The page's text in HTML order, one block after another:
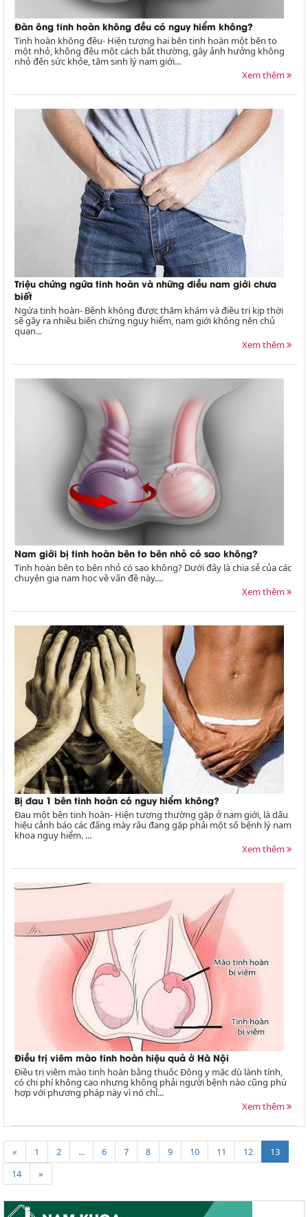
Đàn ông tinh hoàn không đều có nguy hiểm không?
Tinh hoàn không đều- Hiện tượng hai bên tinh hoàn một bên to
một nhỏ, không đều một cách bất thường, gây ảnh hưởng không
nhỏ đến sức khỏe, tâm sinh lý nam giới...
Xem thêm
Triệu chứng ngứa tinh hoàn và những điều nam giới chưa
biết
Ngứa tinh hoàn- Bệnh không được thăm khám và điều trị kịp thời
sẽ gây ra nhiều biến chứng nguy hiểm, nam giới không nên chủ
quan...
Xem thêm
Nam giới bị tinh hoàn bên to bên nhỏ có sao không?
Tinh hoàn bên to bên nhỏ có sao không? Dưới đây là chia sẻ của các
chuyên gia nam học về vấn đề này....
Xem thêm
Bị đau 1 bên tinh hoàn có nguy hiểm không?
Đau một bên tinh hoàn- Hiện tượng thường gặp ở nam giới, là dấu
hiệu cảnh báo các đấng mày râu đang gặp phải một số bệnh lý nam
khoa nguy hiểm. ...
Xem thêm
Điều trị viêm mào tinh hoàn hiệu quả ở Hà Nội
Điều trị viêm mào tinh hoàn bằng thuốc Đông y mặc dù lành tính,
có chi phí không cao nhưng không phải người bệnh nào cũng phù
hợp với phương pháp này vì nó chỉ...
Xem thêm
« 1 2 ... 6 7 8 9 10 11 12
13
14
»